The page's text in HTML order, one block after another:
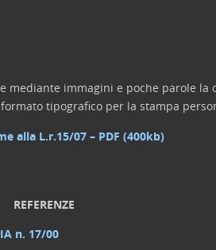
immagini e poche parole la
tipografico per la stampa
alla L.r.15/07 – PDF (400kb)
REFERENZE
n. 17/00